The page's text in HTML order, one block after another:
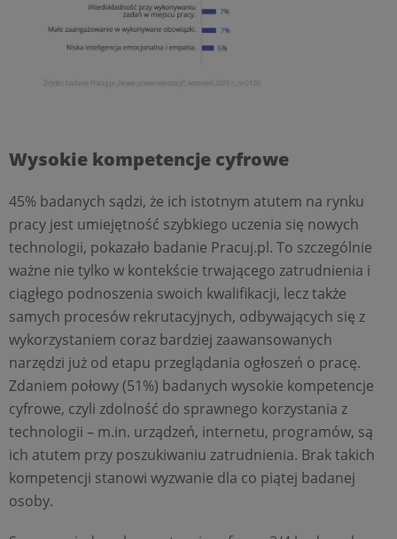
Wysokie kompetencje cyfrowe
45% badanych sądzi, że ich istotnym atutem na rynku
pracy jest umiejętność szybkiego uczenia się nowych
technologii, pokazało badanie Pracuj.pl. To szczególnie
ważne nie tylko w kontekście trwającego zatrudnienia i
ciągłego podnoszenia swoich kwalifikacji, lecz także
samych procesów rekrutacyjnych, odbywających się z
wykorzystaniem coraz bardziej zaawansowanych
narzędzi już od etapu przeglądania ogłoszeń o pracę.
Zdaniem połowy (51%) badanych wysokie kompetencje
cyfrowe, czyli zdolność do sprawnego korzystania z
technologii – m.in. urządzeń, internetu, programów, są
ich atutem przy poszukiwaniu zatrudnienia. Brak takich
kompetencji stanowi wyzwanie dla co piątej badanej
osoby.